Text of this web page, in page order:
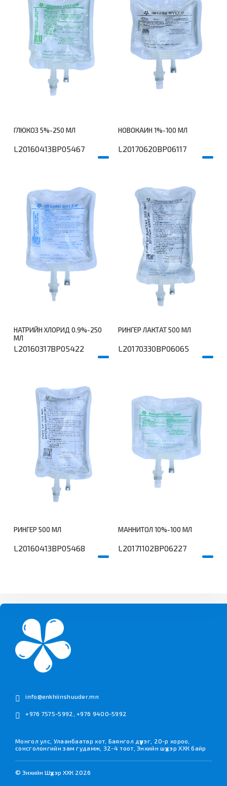
ГЛЮКОЗ 5%-250 МЛ
L20160413BP05467
дэлгэрэнгүй
НОВОКАИН 1%-100 МЛ
L20170620BP06117
НАТРИЙН ХЛОРИД 0.9%-250
МЛ
L20160317BP05422
дэлгэрэнгүй
РИНГЕР ЛАКТАТ 500 МЛ
L20170330BP06065
РИНГЕР 500 МЛ
L20160413BP05468
дэлгэрэнгүй
МАННИТОЛ 10%-100 МЛ
L20171102BP06227
info@enkhiinshuuder.mn
+976 7575-5992 ,+976 9400-5992
Монгол улс, Улаанбаатар хот, Баянгол дүүрэг, 20-р хороо,
сонсголонгийн зам гудамж, 32-4 тоот, Энхийн шүүдэр ХХК байр
© Энхийн Шүүдэр ХХК 2026